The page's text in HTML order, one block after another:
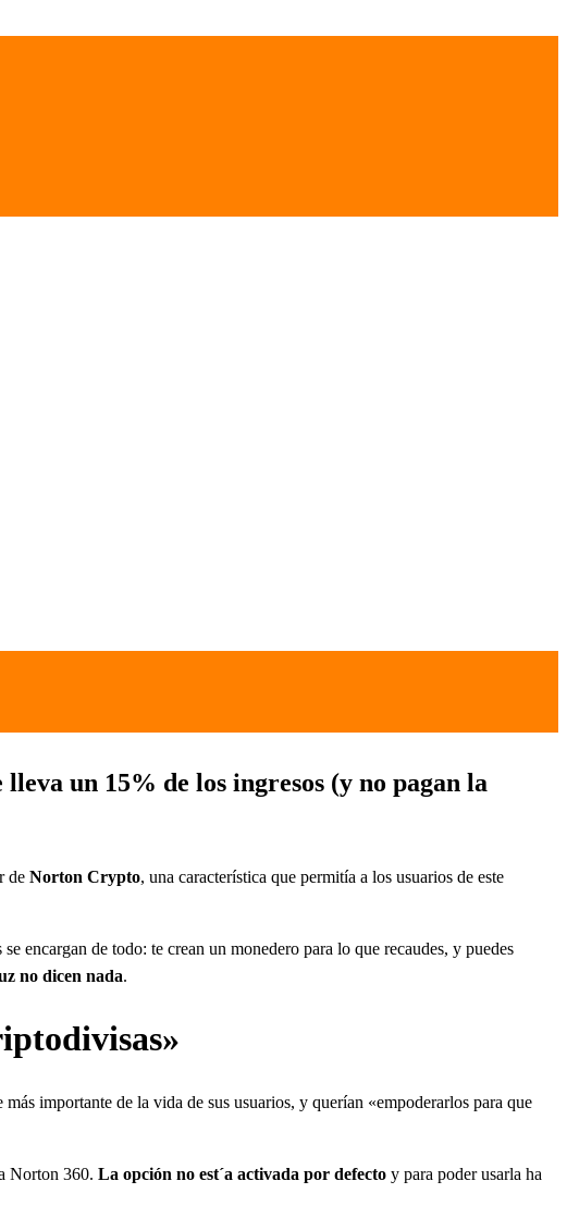
un 15% de los ingresos (y no pagan la
de Norton Crypto, una característica que permitía a los usuarios de este
encargan de todo: te crean un monedero para lo que recaudes, y puedes
no dicen nada.
importante de la vida de sus usuarios, y querían «empoderarlos para que
Norton 360. La opción no est´a activada por defecto y para poder usarla ha